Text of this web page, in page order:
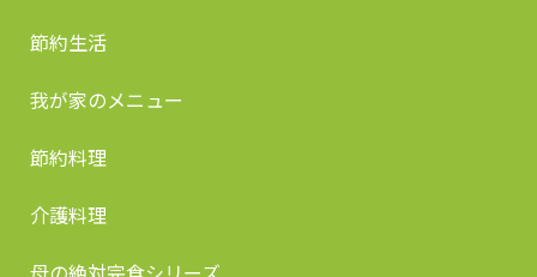
節約生活
我が家のメニュー
節約料理
介護料理